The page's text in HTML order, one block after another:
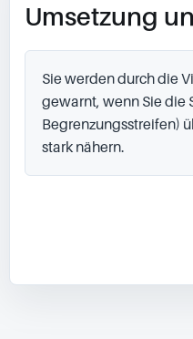
Umsetzung
Sie werden durch die
gewarnt, wenn Sie die
Begrenzungsstreifen)
stark nähern.